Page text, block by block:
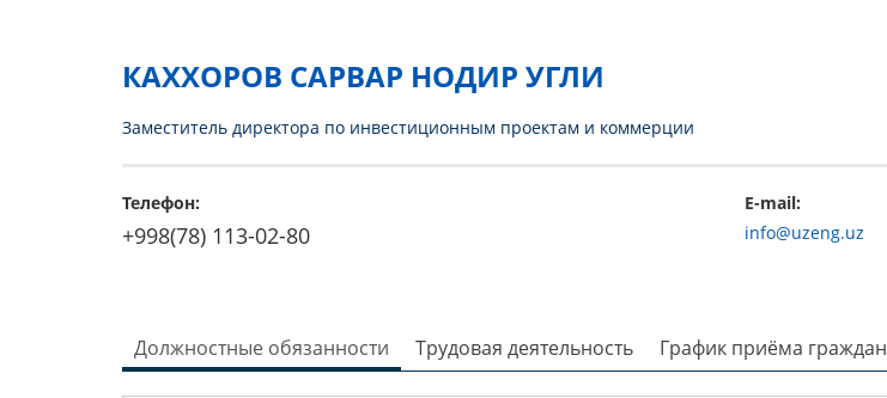
КАХХОРОВ САРВАР НОДИР УГЛИ
Заместитель директора по инвестиционным проектам и коммерции
Телефон:
+998(78) 113-02-80
E-mail:
info@uzeng.uz
Должностные обязанности Трудовая деятельность График приёма граждан